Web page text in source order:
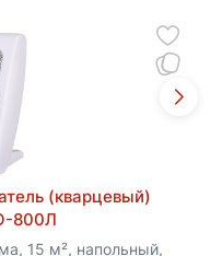
(кварцевый)
800Л
15 м², напольный,